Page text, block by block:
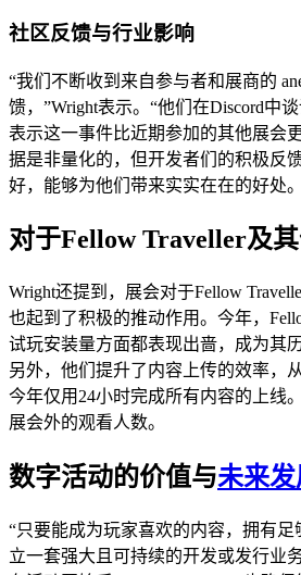
社区反馈与行业影响
“我们不断收到来自参与者和展商的
馈，”Wright表示。“他们在Discord中
表示这一事件比近期参加的其他展会
据是非量化的，但开发者们的积极反
好，能够为他们带来实实在在的好处。
对于Fellow Traveller及
Wright还提到，展会对于Fellow
也起到了积极的推动作用。今年，
试玩安装量方面都表现出啬，成为其
另外，他们提升了内容上传的效率，
今年仅用24小时完成所有内容的上线
展会外的观看人数。
数字活动的价值与未来发
“只要能成为玩家喜欢的内容，拥有
立一套强大且可持续的开发或发行业